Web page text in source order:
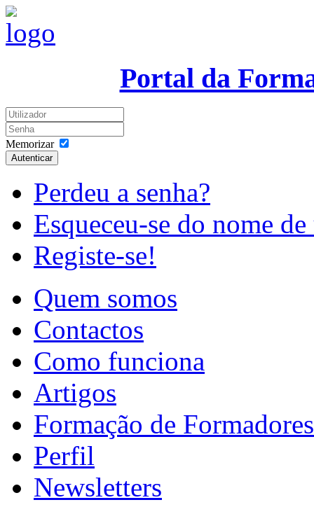
Portal da
Memorizar
Autenticar
Perdeu a senha?
Esqueceu-se do nome
Registe-se!
Quem somos
Contactos
Como funciona
Artigos
Formação de Formadores
Perfil
Newsletters